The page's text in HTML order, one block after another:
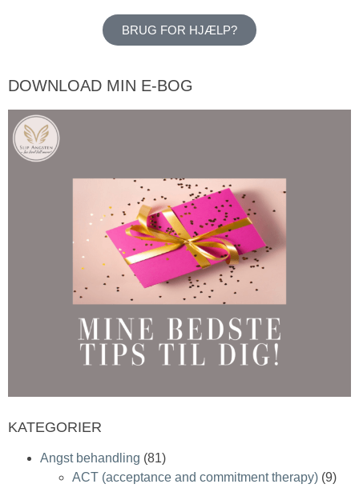
BRUG FOR HJÆLP?
DOWNLOAD MIN E-BOG
KATEGORIER
Angst behandling (81)
ACT (acceptance and commitment therapy) (9)